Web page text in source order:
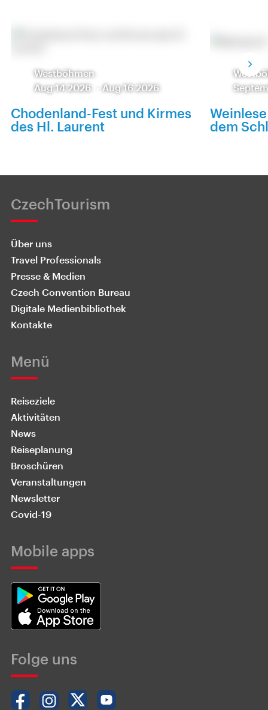
Westböhmen
Aug 14 2026
Aug 16 2026
Chodenland-Fest und Kirmes
des Hl. Laurent
dem
CzechTourism
Über uns
Travel Professionals
Presse & Medien
Czech Convention Bureau
Digitale Medienbibliothek
Kontakte
Menü
Reiseziele
Aktivitäten
News
Reiseplanung
Broschüren
Veranstaltungen
Newsletter
Covid-19
Mobile apps
Folge uns